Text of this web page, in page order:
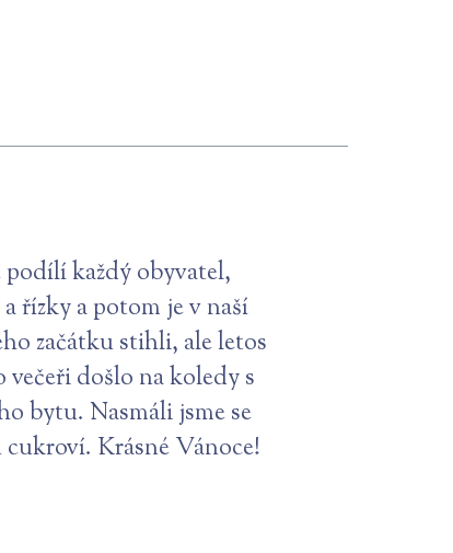
podílí každý obyvatel,
řízky a potom je v naší
začátku stihli, ale letos
došlo na koledy s
bytu. Nasmáli jsme se
Krásné Vánoce!